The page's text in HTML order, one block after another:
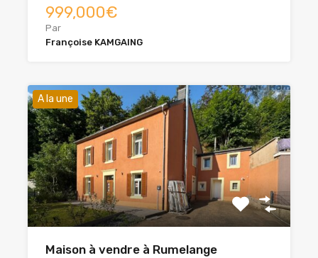
999,000€
Par
Françoise KAMGAING
A la une
Maison à vendre à Rumelange